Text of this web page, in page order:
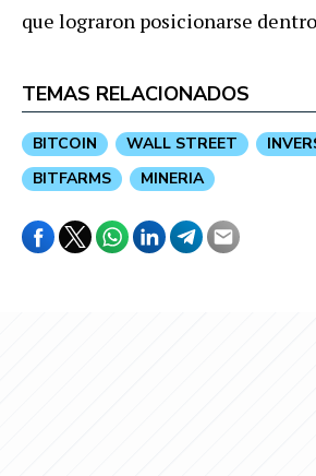
que lograron posicionarse
TEMAS RELACIONADOS
BITCOIN WALL STREET
BITFARMS
MINERIA